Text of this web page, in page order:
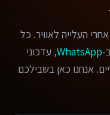
העלייה לאוויר. כל
WhatsApp, עדכוני
אנחנו כאן בשבילכם